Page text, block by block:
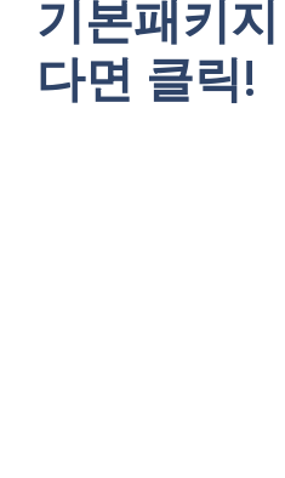
기본패키
다면 클릭!